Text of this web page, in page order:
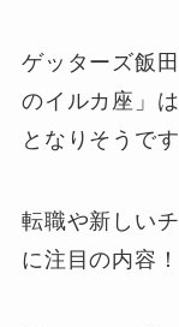
ゲッターズ飯
のイルカ座」
となりそうです
転職や新しい
に注目の内容！